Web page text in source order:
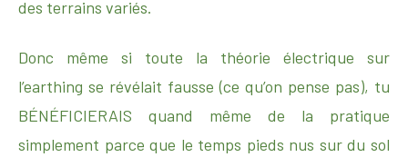
des terrains variés.
Donc même si toute la théorie électrique sur
l’earthing se révélait fausse (ce qu’on pense pas), tu
BÉNÉFICIERAIS quand même de la pratique
simplement parce que le temps pieds nus sur du sol